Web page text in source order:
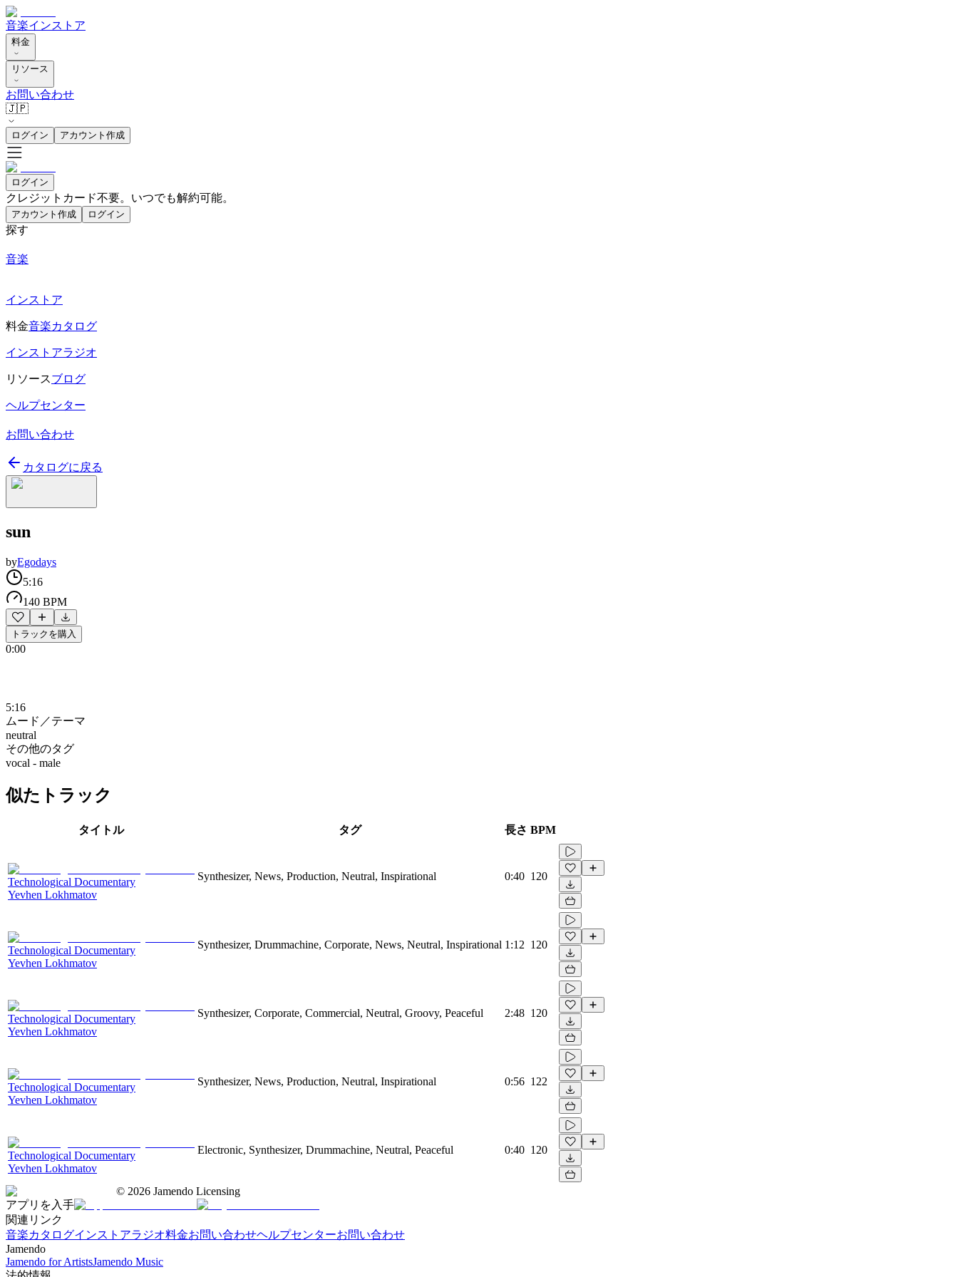
音楽インストア
料金
リソース
お問い合わせ
🇯🇵
ログイン アカウント作成
ログイン
クレジットカード不要。いつでも解約可能。
アカウント作成 ログイン
探す
音楽
インストア
料金音楽カタログ
インストアラジオ
リソースブログ
ヘルプセンター
お問い合わせ
カタログに戻る
sun
byEgodays
5:16
140 BPM
トラックを購入
0:00
5:16
ムード／テーマ
neutral
その他のタグ
vocal - male
似たトラック
タイトル タグ 長さ BPM
Technological Documentary
Yevhen Lokhmatov
Synthesizer, News, Production, Neutral, Inspirational 0:40 120
Technological Documentary
Yevhen Lokhmatov
Synthesizer, Drummachine, Corporate, News, Neutral, Inspirational 1:12 120
Technological Documentary
Yevhen Lokhmatov
Synthesizer, Corporate, Commercial, Neutral, Groovy, Peaceful 2:48 120
Technological Documentary
Yevhen Lokhmatov
Synthesizer, News, Production, Neutral, Inspirational 0:56 122
Technological Documentary
Yevhen Lokhmatov
Electronic, Synthesizer, Drummachine, Neutral, Peaceful 0:40 120
© 2026 Jamendo Licensing
アプリを入手
関連リンク
音楽カタログインストアラジオ料金お問い合わせヘルプセンターお問い合わせ
Jamendo
Jamendo for ArtistsJamendo Music